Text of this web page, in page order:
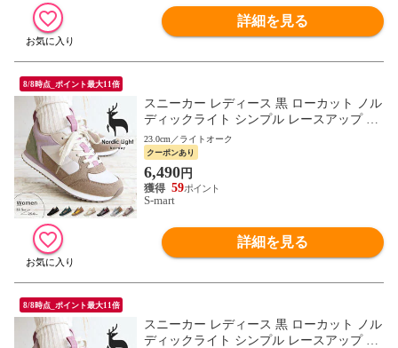
詳細を見る
8/8時点_ポイント最大11倍
スニーカー レディース 黒 ローカット ノル
ディックライト シンプル レースアップ 北
欧 ブラック Nordic Light NL0040
23.0cm／ライトオーク
クーポンあり
6,490円
59
S-mart
詳細を見る
8/8時点_ポイント最大11倍
スニーカー レディース 黒 ローカット ノル
ディックライト シンプル レースアップ 北